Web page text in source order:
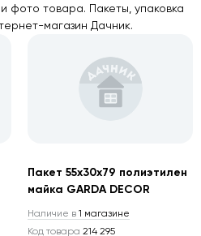
фото товара. Пакеты, упаковка
магазин Дачник.
Пакет 55х30х79 полиэтилен
майка GARDA DECOR
Наличие в 1 магазине
Код товара 214 295